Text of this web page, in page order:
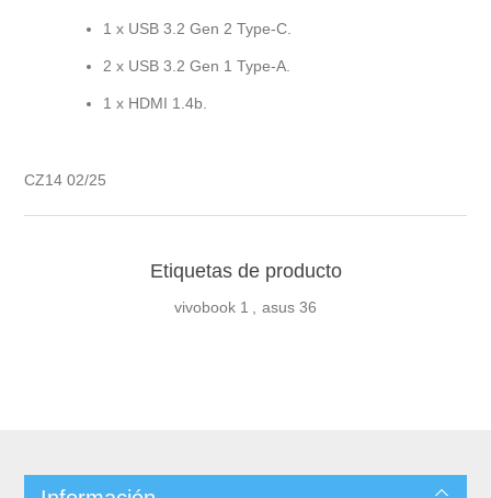
1 x USB 3.2 Gen 2 Type-C.
2 x USB 3.2 Gen 1 Type-A.
1 x HDMI 1.4b.
CZ14 02/25
Etiquetas de producto
vivobook 1 , asus 36